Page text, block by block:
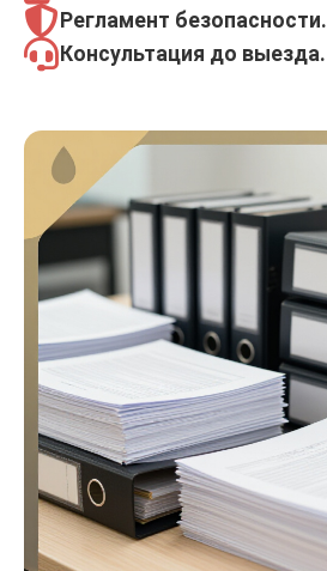
Регламент безопасности.
Консультация до выезда.